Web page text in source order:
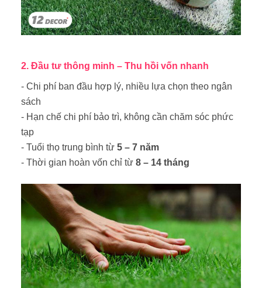
2. Đầu tư thông minh – Thu hồi vốn nhanh
- Chi phí ban đầu hợp lý, nhiều lựa chọn theo ngân
sách
- Hạn chế chi phí bảo trì, không cần chăm sóc phức
tạp
- Tuổi thọ trung bình từ 5 – 7 năm
- Thời gian hoàn vốn chỉ từ 8 – 14 tháng